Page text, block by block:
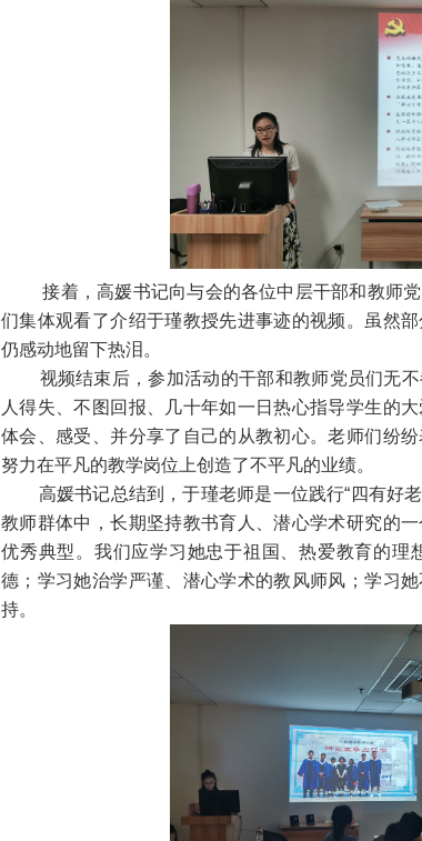
接着，高媛书记向与会的各位中层干部和教师
们集体观看了介绍于瑾教授先进事迹的视频。虽然
仍感动地留下热泪。
视频结束后，参加活动的干部和教师党员们无不
人得失、不图回报、几十年如一日热心指导学生的
体会、感受、并分享了自己的从教初心。老师们纷
努力在平凡的教学岗位上创造了不平凡的业绩。
高媛书记总结到，于瑾老师是一位践行“四有好老
教师群体中，长期坚持教书育人、潜心学术研究的
优秀典型。我们应学习她忠于祖国、热爱教育的理
德；学习她治学严谨、潜心学术的教风师风；学习
持。